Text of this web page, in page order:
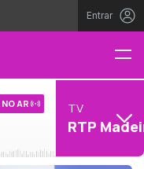
Entrar
NO AR TV
RTP